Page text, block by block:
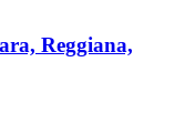
Reggiana,